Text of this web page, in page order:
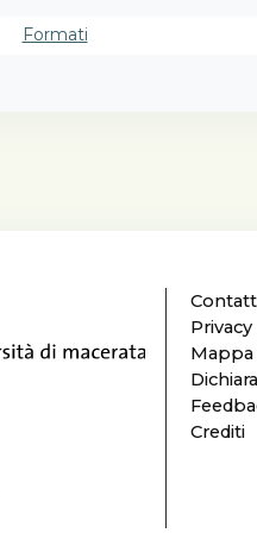
and of
Milani;
Formati
Privacy
Mappa
Crediti